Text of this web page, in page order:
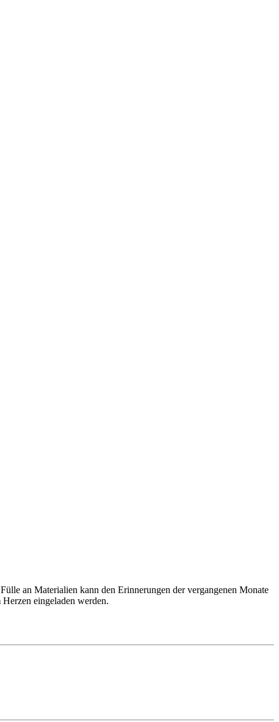
an Materialien kann den Erinnerungen der vergangenen Monate
eingeladen werden.